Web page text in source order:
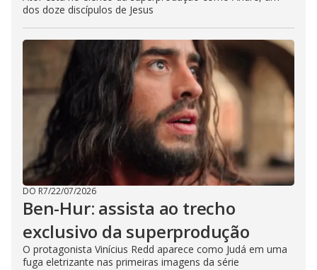
dos doze discípulos de Jesus
DO R7/22/07/2026
Ben-Hur: assista ao trecho
exclusivo da superprodução
O protagonista Vinícius Redd aparece como Judá em uma
fuga eletrizante nas primeiras imagens da série